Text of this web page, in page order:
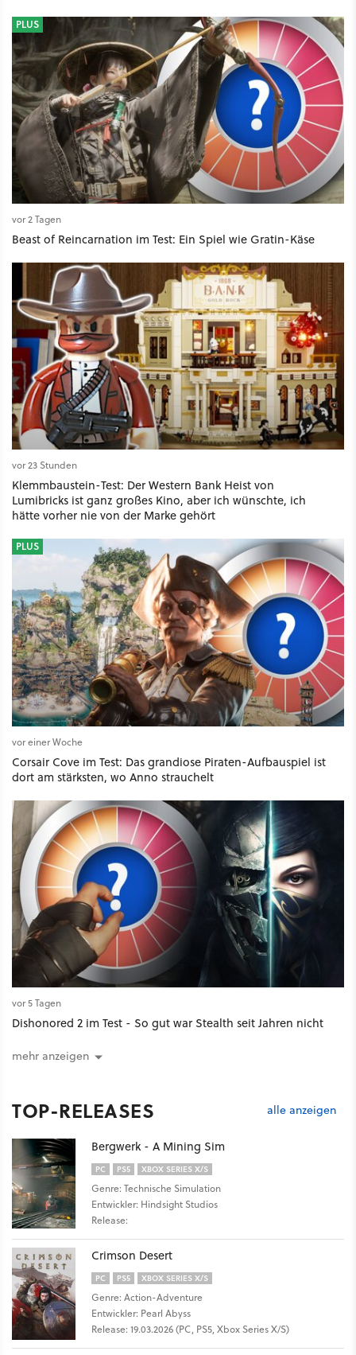
PLUS
vor 2 Tagen
Beast of Reincarnation im Test: Ein Spiel wie Gratin-Käse
vor 23 Stunden
Klemmbaustein-Test: Der Western Bank Heist von
Lumibricks ist ganz großes Kino, aber ich wünschte, ich
hätte vorher nie von der Marke gehört
PLUS
vor einer Woche
Corsair Cove im Test: Das grandiose Piraten-Aufbauspiel ist
dort am stärksten, wo Anno strauchelt
vor 5 Tagen
Dishonored 2 im Test - So gut war Stealth seit Jahren nicht
mehr anzeigen
TOP-RELEASES alle anzeigen
Bergwerk - A Mining Sim
PC PS5 XBOX SERIES X/S
Genre: Technische Simulation
Entwickler: Hindsight Studios
Release:
Crimson Desert
PC PS5 XBOX SERIES X/S
Genre: Action-Adventure
Entwickler: Pearl Abyss
Release: 19.03.2026 (PC, PS5, Xbox Series X/S)